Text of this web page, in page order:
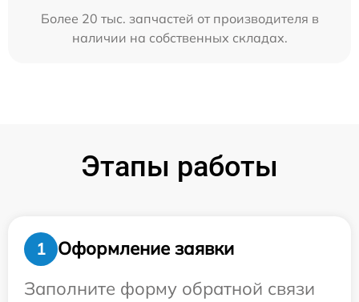
Более 20 тыс. запчастей от производителя в
наличии на собственных складах.
Этапы работы
1
Оформление заявки
Заполните форму обратной связи